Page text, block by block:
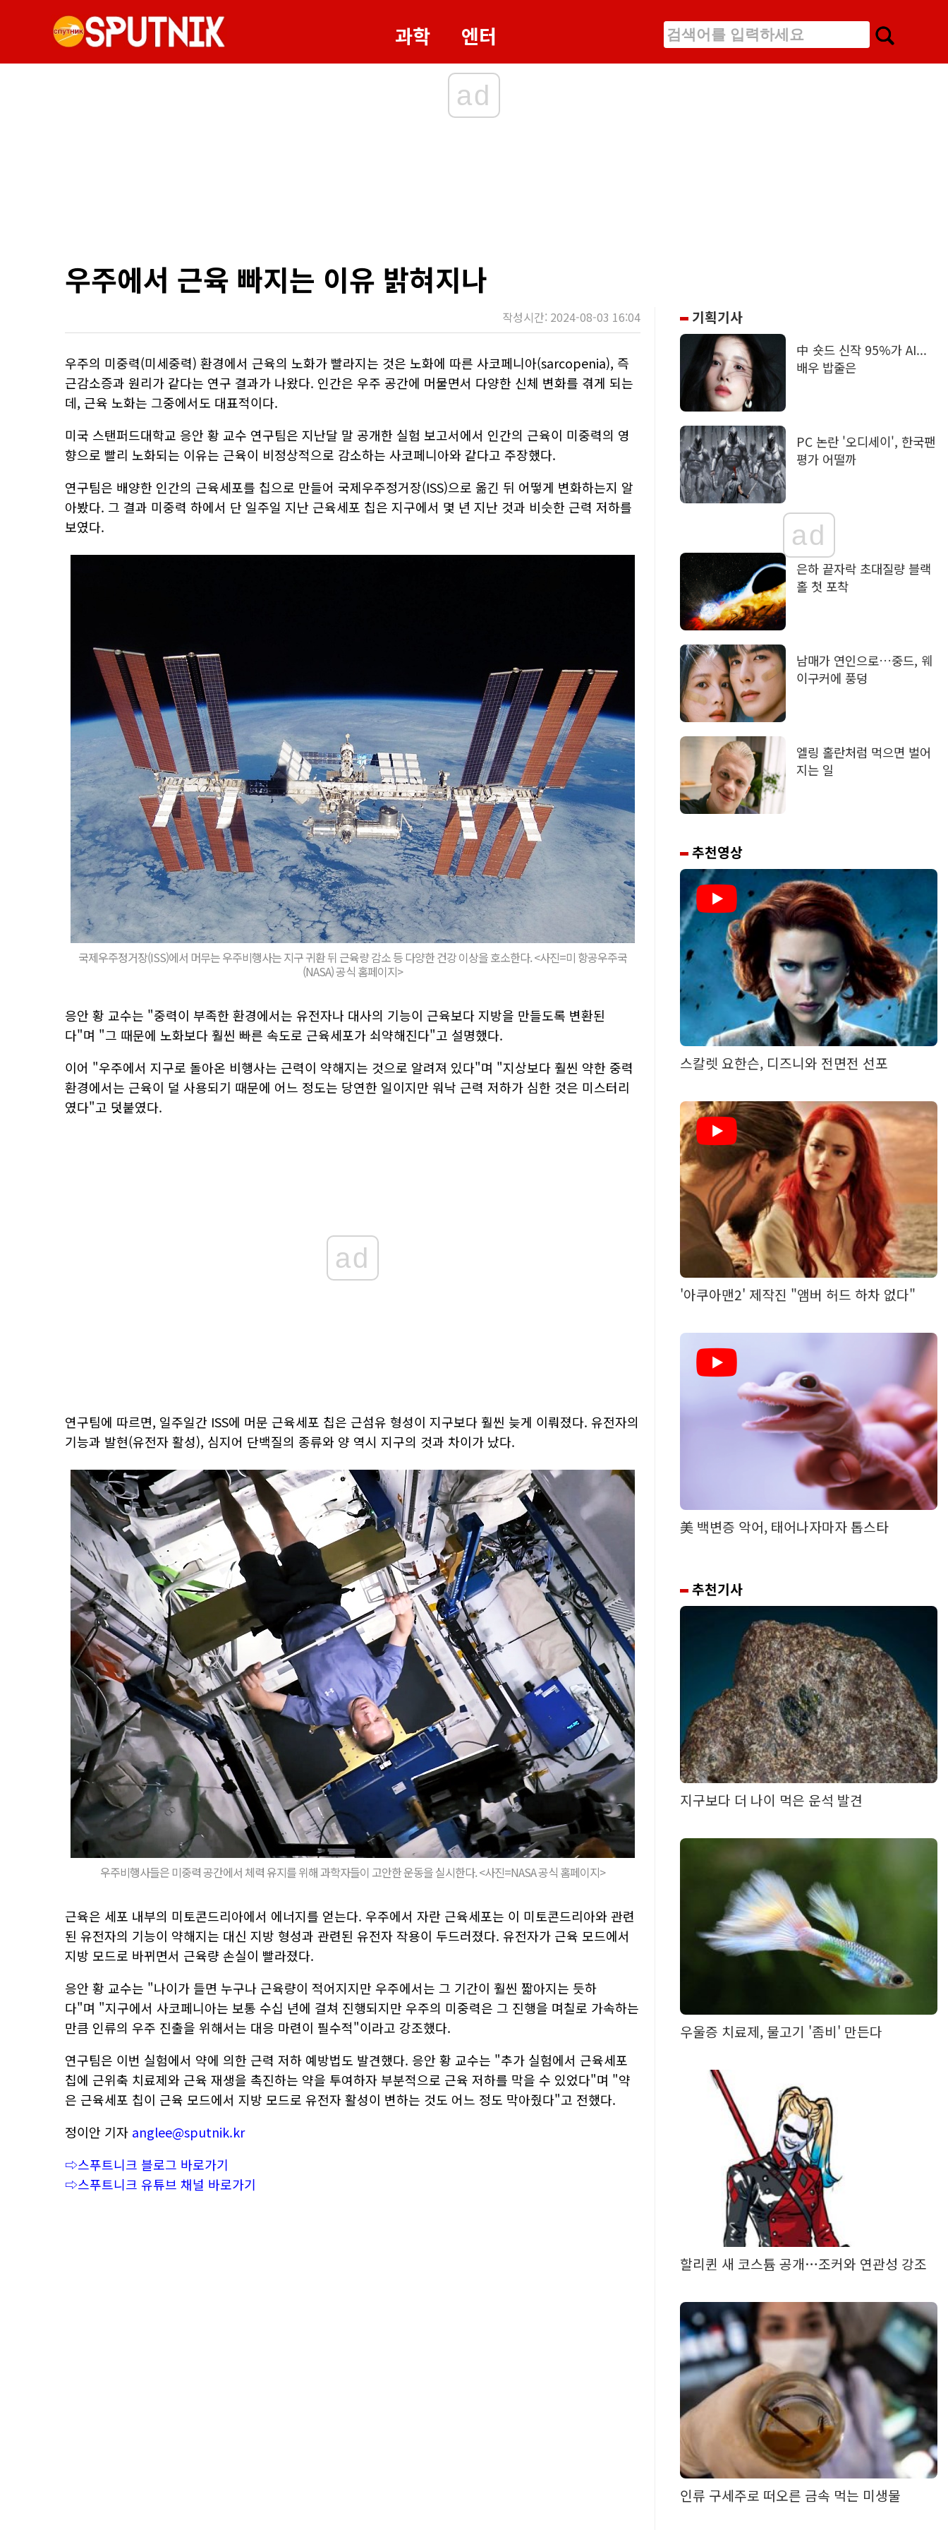
과학 엔터
ad
우주에서 근육 빠지는 이유 밝혀지나
작성시간: 2024-08-03 16:04
우주의 미중력(미세중력) 환경에서 근육의 노화가 빨라지는 것은 노화에 따른 사코페니아(sarcopenia), 즉
근감소증과 원리가 같다는 연구 결과가 나왔다. 인간은 우주 공간에 머물면서 다양한 신체 변화를 겪게 되는
데, 근육 노화는 그중에서도 대표적이다.
미국 스탠퍼드대학교 응안 황 교수 연구팀은 지난달 말 공개한 실험 보고서에서 인간의 근육이 미중력의 영
향으로 빨리 노화되는 이유는 근육이 비정상적으로 감소하는 사코페니아와 같다고 주장했다.
연구팀은 배양한 인간의 근육세포를 칩으로 만들어 국제우주정거장(ISS)으로 옮긴 뒤 어떻게 변화하는지 알
아봤다. 그 결과 미중력 하에서 단 일주일 지난 근육세포 칩은 지구에서 몇 년 지난 것과 비슷한 근력 저하를
보였다.
국제우주정거장(ISS)에서 머무는 우주비행사는 지구 귀환 뒤 근육량 감소 등 다양한 건강 이상을 호소한다. <사진=미 항공우주국
(NASA) 공식 홈페이지>
응안 황 교수는 "중력이 부족한 환경에서는 유전자나 대사의 기능이 근육보다 지방을 만들도록 변환된
다"며 "그 때문에 노화보다 훨씬 빠른 속도로 근육세포가 쇠약해진다"고 설명했다.
이어 "우주에서 지구로 돌아온 비행사는 근력이 약해지는 것으로 알려져 있다"며 "지상보다 훨씬 약한 중력
환경에서는 근육이 덜 사용되기 때문에 어느 정도는 당연한 일이지만 워낙 근력 저하가 심한 것은 미스터리
였다"고 덧붙였다.
ad
연구팀에 따르면, 일주일간 ISS에 머문 근육세포 칩은 근섬유 형성이 지구보다 훨씬 늦게 이뤄졌다. 유전자의
기능과 발현(유전자 활성), 심지어 단백질의 종류와 양 역시 지구의 것과 차이가 났다.
우주비행사들은 미중력 공간에서 체력 유지를 위해 과학자들이 고안한 운동을 실시한다. <사진=NASA 공식 홈페이지>
근육은 세포 내부의 미토콘드리아에서 에너지를 얻는다. 우주에서 자란 근육세포는 이 미토콘드리아와 관련
된 유전자의 기능이 약해지는 대신 지방 형성과 관련된 유전자 작용이 두드러졌다. 유전자가 근육 모드에서
지방 모드로 바뀌면서 근육량 손실이 빨라졌다.
응안 황 교수는 "나이가 들면 누구나 근육량이 적어지지만 우주에서는 그 기간이 훨씬 짧아지는 듯하
다"며 "지구에서 사코페니아는 보통 수십 년에 걸쳐 진행되지만 우주의 미중력은 그 진행을 며칠로 가속하는
만큼 인류의 우주 진출을 위해서는 대응 마련이 필수적"이라고 강조했다.
연구팀은 이번 실험에서 약에 의한 근력 저하 예방법도 발견했다. 응안 황 교수는 "추가 실험에서 근육세포
칩에 근위축 치료제와 근육 재생을 촉진하는 약을 투여하자 부분적으로 근육 저하를 막을 수 있었다"며 "약
은 근육세포 칩이 근육 모드에서 지방 모드로 유전자 활성이 변하는 것도 어느 정도 막아줬다"고 전했다.
정이안 기자 anglee@sputnik.kr
⇨스푸트니크 블로그 바로가기
⇨스푸트니크 유튜브 채널 바로가기
기획기사
中 숏드 신작 95%가 AI...
배우 밥줄은
PC 논란 '오디세이', 한국팬
평가 어떨까
ad
은하 끝자락 초대질량 블랙
홀 첫 포착
남매가 연인으로…중드, 웨
이구커에 풍덩
엘링 홀란처럼 먹으면 벌어
지는 일
추천영상
스칼렛 요한슨, 디즈니와 전면전 선포
'아쿠아맨2' 제작진 "앰버 허드 하차 없다"
美 백변증 악어, 태어나자마자 톱스타
추천기사
지구보다 더 나이 먹은 운석 발견
우울증 치료제, 물고기 '좀비' 만든다
할리퀸 새 코스튬 공개…조커와 연관성 강조
인류 구세주로 떠오른 금속 먹는 미생물